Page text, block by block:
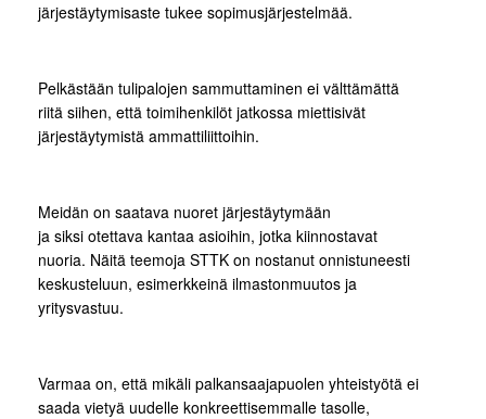
järjestäytymisaste tukee sopimusjärjestelmää.
Pelkästään tulipalojen sammuttaminen ei välttämättä
riitä siihen, että toimihenkilöt jatkossa miettisivät
järjestäytymistä ammattiliittoihin.
Meidän on saatava nuoret järjestäytymään
ja siksi otettava kantaa asioihin, jotka kiinnostavat
nuoria. Näitä teemoja STTK on nostanut onnistuneesti
keskusteluun, esimerkkeinä ilmastonmuutos ja
yritysvastuu.
Varmaa on, että mikäli palkansaajapuolen yhteistyötä ei
saada vietyä uudelle konkreettisemmalle tasolle,